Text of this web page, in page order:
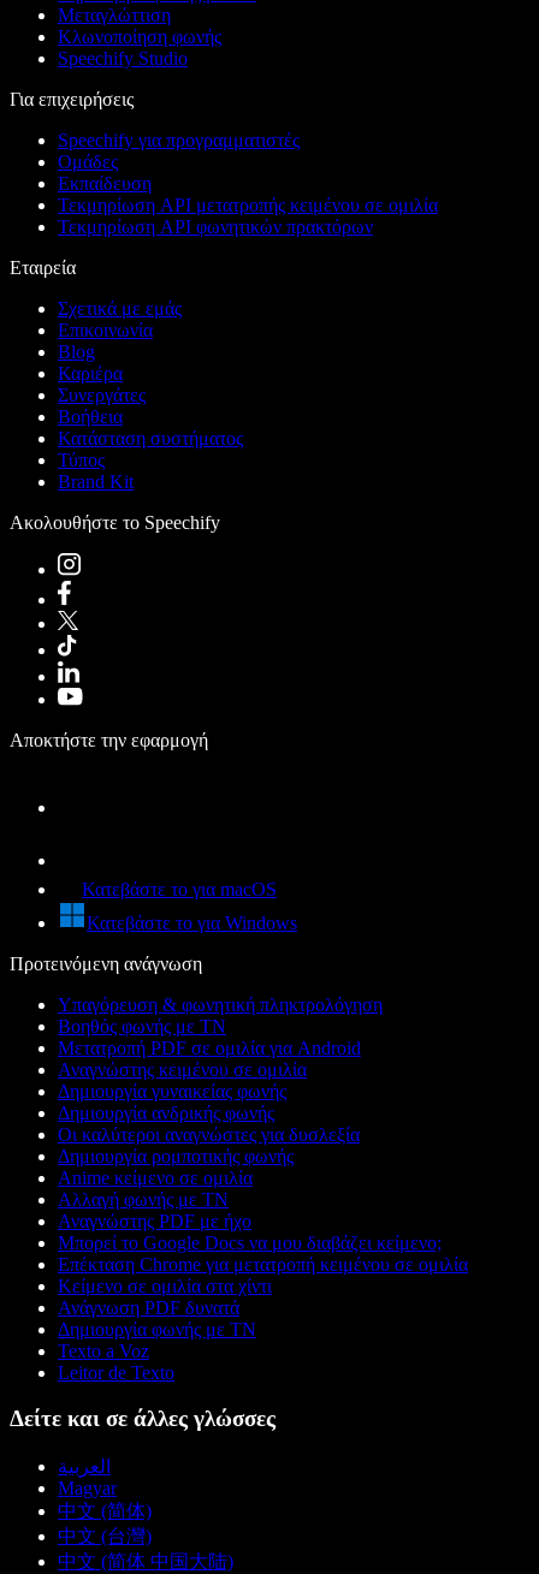
Μεταγλώττιση
Κλωνοποίηση φωνής
Speechify Studio
Για επιχειρήσεις
Speechify για προγραμματιστές
Ομάδες
Εκπαίδευση
Τεκμηρίωση API μετατροπής κειμένου σε ομιλία
Τεκμηρίωση API φωνητικών πρακτόρων
Εταιρεία
Σχετικά με εμάς
Επικοινωνία
Blog
Καριέρα
Συνεργάτες
Βοήθεια
Κατάσταση συστήματος
Τύπος
Brand Kit
Ακολουθήστε το Speechify
Αποκτήστε την εφαρμογή
Κατεβάστε το για macOS
Κατεβάστε το για Windows
Προτεινόμενη ανάγνωση
Υπαγόρευση & φωνητική πληκτρολόγηση
Βοηθός φωνής με ΤΝ
Μετατροπή PDF σε ομιλία για Android
Αναγνώστης κειμένου σε ομιλία
Δημιουργία γυναικείας φωνής
Δημιουργία ανδρικής φωνής
Οι καλύτεροι αναγνώστες για δυσλεξία
Δημιουργία ρομποτικής φωνής
Anime κείμενο σε ομιλία
Αλλαγή φωνής με ΤΝ
Αναγνώστης PDF με ήχο
Μπορεί το Google Docs να μου διαβάζει κείμενο;
Επέκταση Chrome για μετατροπή κειμένου σε ομιλία
Κείμενο σε ομιλία στα χίντι
Ανάγνωση PDF δυνατά
Δημιουργία φωνής με ΤΝ
Texto a Voz
Leitor de Texto
Δείτε και σε άλλες γλώσσες
العربية
Magyar
中文 (简体)
中文 (台灣)
中文 (简体 中国大陆)